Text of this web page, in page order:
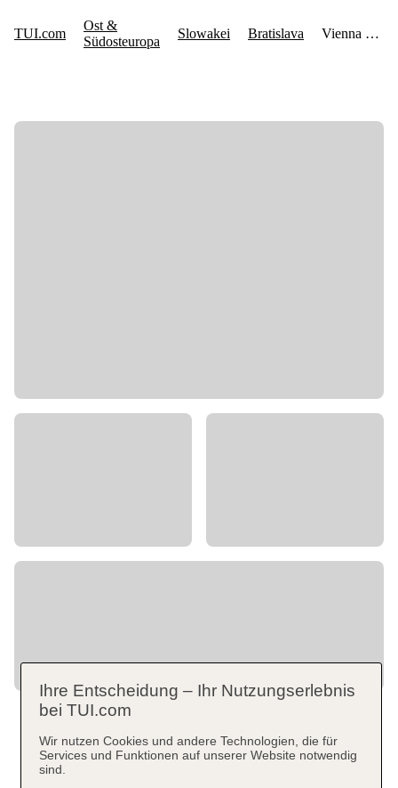
Ihre Entscheidung – Ihr Nutzungserlebnis
bei TUI.com
Wir nutzen Cookies und andere Technologien, die für
Services und Funktionen auf unserer Website notwendig
sind.